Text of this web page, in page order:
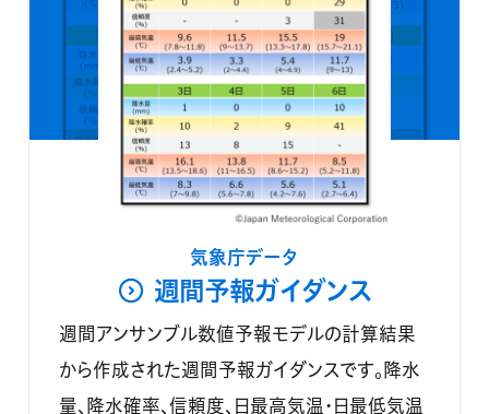
気象庁データ
週間予報ガイダンス
週間アンサンブル数値予報モデルの計算結果
から作成された週間予報ガイダンスです。降水
量、降水確率、信頼度、日最高気温・日最低気温